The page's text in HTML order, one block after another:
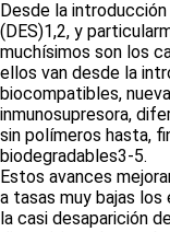
Desde la
(DES)1,2, y
muchísimos son los
ellos van desde la
biocompatibles,
inmunosupresora,
sin polímeros hasta,
biodegradables3-5.
Estos avances
a tasas muy bajas
la casi desaparición